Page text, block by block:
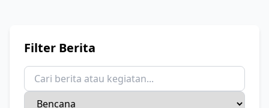
Filter Berita